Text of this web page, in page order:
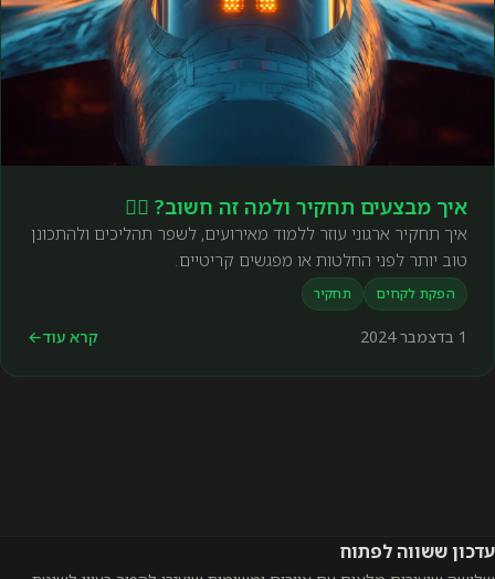
איך מבצעים תחקיר ולמה זה חשוב? 🕵️‍♀️
איך תחקיר ארגוני עוזר ללמוד מאירועים, לשפר תהליכים ולהתכונן
טוב יותר לפני החלטות או מפגשים קריטיים.
הפקת לקחים תחקיר
1 בדצמבר 2024 קרא עוד←
עדכון ששווה לפתוח